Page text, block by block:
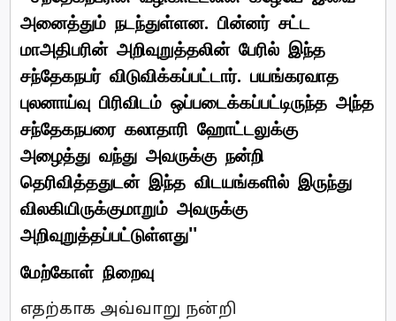
அனைத்தும் நடந்துள்ளன. பின்னர் சட்ட
மாஅதிபரின் அறிவுறுத்தலின் பேரில் இந்த
சந்தேகநபர் விடுவிக்கப்பட்டார். பயங்கரவாத
புலனாய்வு பிரிவிடம் ஒப்படைக்கப்பட்டிருந்த அந்த
சந்தேகநபரை கலாதாரி ஹோட்டலுக்கு
அழைத்து வந்து அவருக்கு நன்றி
தெரிவித்ததுடன் இந்த விடயங்களில் இருந்து
விலகியிருக்குமாறும் அவருக்கு
அறிவுறுத்தப்பட்டுள்ளது''
மேற்கோள் நிறைவு
எதற்காக அவ்வாறு நன்றி